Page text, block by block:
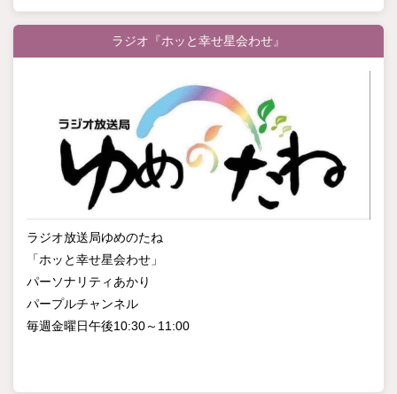
ラジオ『ホッと幸せ星会わせ』
ラジオ放送局ゆめのたね
「ホッと幸せ星会わせ」
パーソナリティあかり
パープルチャンネル
毎週金曜日午後10:30～11:00